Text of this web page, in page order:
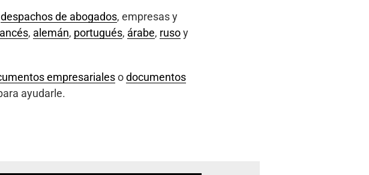
despachos de abogados, empresas y
, alemán, portugués, árabe, rusoy
empresarialesodocumentos
ayudarle.